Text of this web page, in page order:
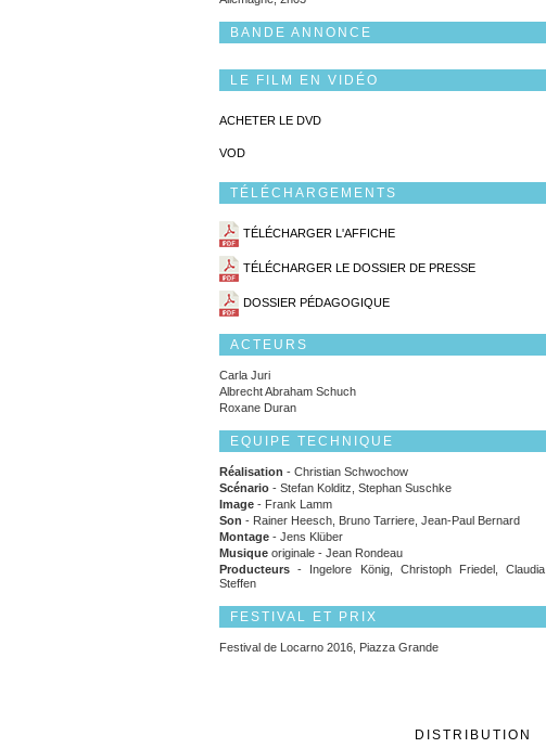
BANDE ANNONCE
LE FILM EN VIDÉO
ACHETER LE DVD
VOD
TÉLÉCHARGEMENTS
TÉLÉCHARGER L'AFFICHE
TÉLÉCHARGER LE DOSSIER DE PRESSE
DOSSIER PÉDAGOGIQUE
ACTEURS
Carla Juri
Albrecht Abraham Schuch
Roxane Duran
EQUIPE TECHNIQUE
Réalisation - Christian Schwochow
Scénario - Stefan Kolditz, Stephan Suschke
Image - Frank Lamm
Son - Rainer Heesch, Bruno Tarriere, Jean-Paul Bernard
Montage - Jens Klüber
Musique originale - Jean Rondeau
Producteurs - Ingelore König, Christoph Friedel, Claudia
Steffen
FESTIVAL ET PRIX
Festival de Locarno 2016, Piazza Grande
DISTRIBUTION